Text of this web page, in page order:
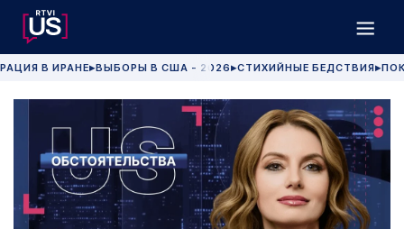
В ИРАНЕ▶ВЫБОРЫ В США - 2026 ▶СТИХИЙНЫЕ БЕДСТВИЯ▶